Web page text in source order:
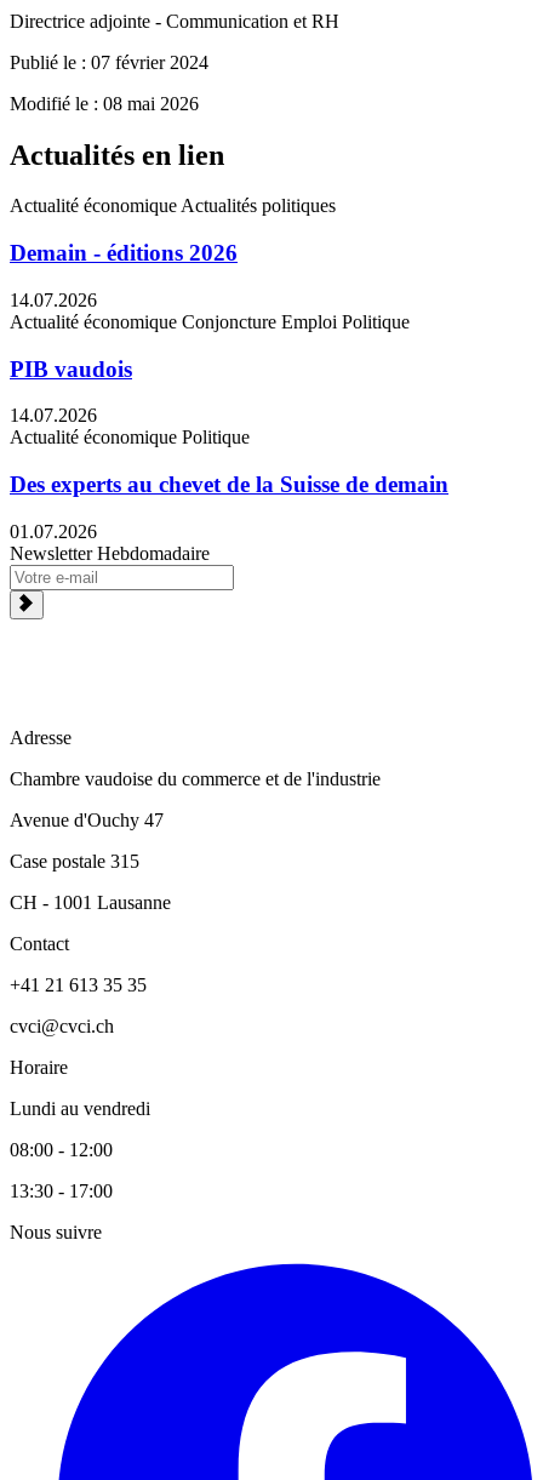
Directrice adjointe - Communication et RH
Publié le : 07 février 2024
Modifié le : 08 mai 2026
Actualités en lien
Actualité économiqueActualités politiques
Demain - éditions 2026
14.07.2026
Actualité économique Conjoncture Emploi Politique
PIB vaudois
14.07.2026
Actualité économique Politique
Des experts au chevet de la Suisse de demain
01.07.2026
Newsletter Hebdomadaire
Adresse
Chambre vaudoise du commerce et de l'industrie
Avenue d'Ouchy 47
Case postale 315
CH - 1001 Lausanne
Contact
+41 21 613 35 35
cvci@cvci.ch
Horaire
Lundi au vendredi
08:00 - 12:00
13:30 - 17:00
Nous suivre